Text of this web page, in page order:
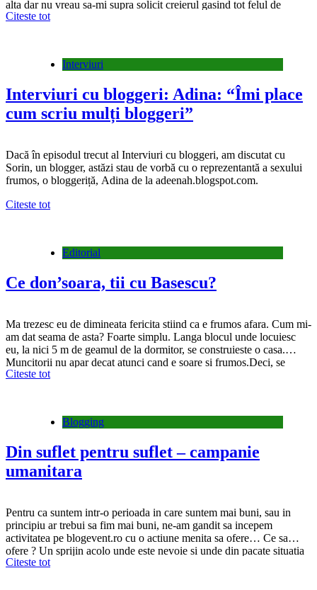
alta dar nu vreau sa-mi supra solicit creierul gasind tot felul de
cuvinte care sa ridice in slavi organizatorul…
Citeste tot
Interviuri
Interviuri cu bloggeri: Adina: “Îmi place
cum scriu mulți bloggeri”
Dacă în episodul trecut al Interviuri cu bloggeri, am discutat cu
Sorin, un blogger, astăzi stau de vorbă cu o reprezentantă a sexului
frumos, o bloggeriță, Adina de la adeenah.blogspot.com.
Citeste tot
Editorial
Ce don’soara, tii cu Basescu?
Ma trezesc eu de dimineata fericita stiind ca e frumos afara. Cum mi-
am dat seama de asta? Foarte simplu. Langa blocul unde locuiesc
eu, la nici 5 m de geamul de la dormitor, se construieste o casa.
Muncitorii nu apar decat atunci cand e soare si frumos.Deci, se
anunta o zi senina. Lenevind eu de…
Citeste tot
Blogging
Din suflet pentru suflet – campanie
umanitara
Pentru ca suntem intr-o perioada in care suntem mai buni, sau in
principiu ar trebui sa fim mai buni, ne-am gandit sa incepem
activitatea pe blogevent.ro cu o actiune menita sa ofere… Ce sa
ofere ? Un sprijin acolo unde este nevoie si unde din pacate situatia
nu o permite. Nu mai lungesc povestea pentru…
Citeste tot